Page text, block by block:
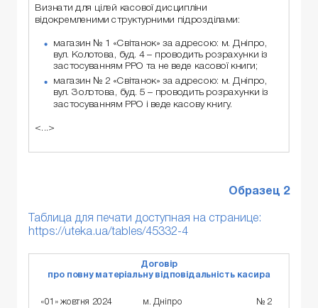
Визнати для цілей касової дисципліни
відокремленими структурними підрозділами:
магазин № 1 «Світанок» за адресою: м. Дніпро,
вул. Колотова, буд. 4 – проводить розрахунки із
застосуванням РРО та не веде касової книги;
магазин № 2 «Світанок» за адресою: м. Дніпро,
вул. Золотова, буд. 5 – проводить розрахунки із
застосуванням РРО і веде касову книгу.
<...>
Образец 2
Таблица для печати доступная на странице:
https://uteka.ua/tables/45332-4
Договір
про повну матеріальну відповідальність касира
«01» жовтня 2024 м. Дніпро № 2